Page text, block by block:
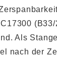
Als
nach der